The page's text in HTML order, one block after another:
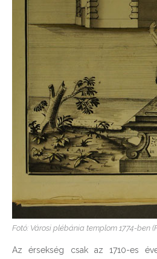
Fotó: Városi plébánia templom 1774-ben
Az érsekség csak az 1710-es